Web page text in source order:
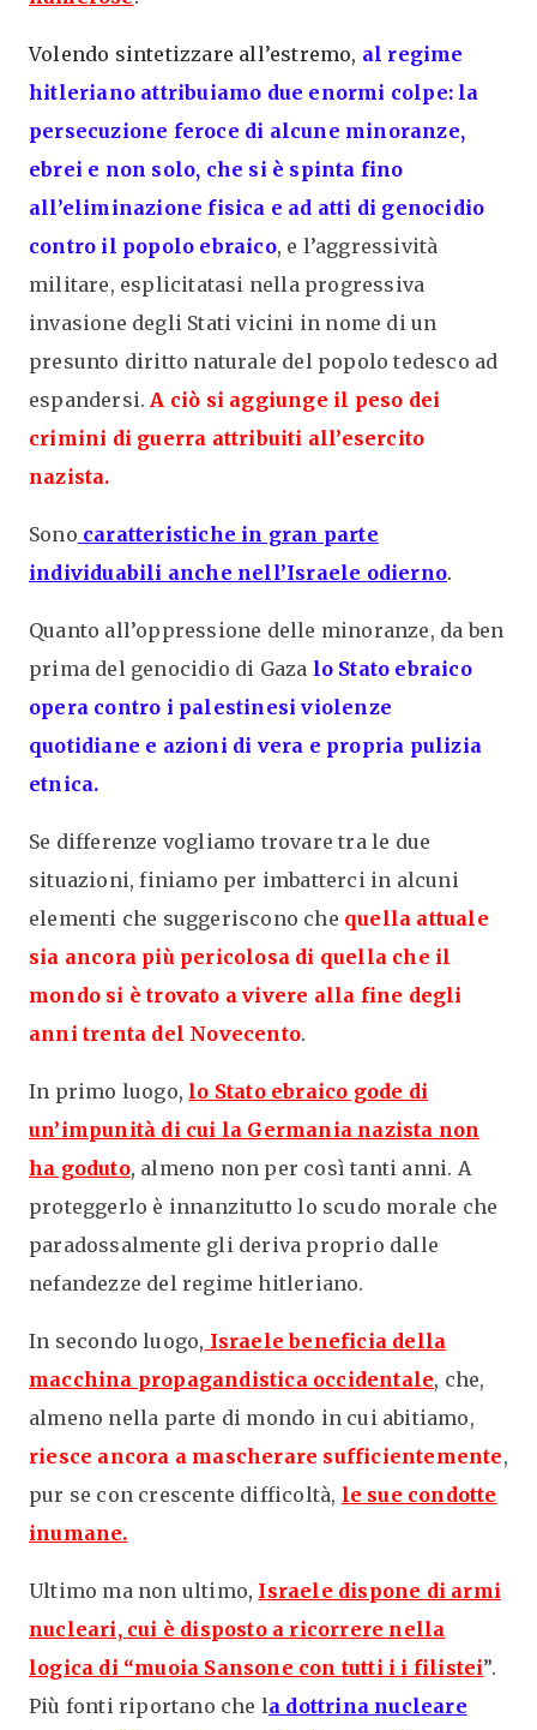
Volendo sintetizzare all’estremo, al regime
hitleriano attribuiamo due enormi colpe: la
persecuzione feroce di alcune minoranze,
ebrei e non solo, che si è spinta fino
all’eliminazione fisica e ad atti di genocidio
contro il popolo ebraico, e l’aggressività
militare, esplicitatasi nella progressiva
invasione degli Stati vicini in nome di un
presunto diritto naturale del popolo tedesco ad
espandersi. A ciò si aggiunge il peso dei
crimini di guerra attribuiti all’esercito
nazista.
Sono caratteristiche in gran parte
individuabili anche nell’Israele odierno.
Quanto all’oppressione delle minoranze, da ben
prima del genocidio di Gaza lo Stato ebraico
opera contro i palestinesi violenze
quotidiane e azioni di vera e propria pulizia
etnica.
Se differenze vogliamo trovare tra le due
situazioni, finiamo per imbatterci in alcuni
elementi che suggeriscono che quella attuale
sia ancora più pericolosa di quella che il
mondo si è trovato a vivere alla fine degli
anni trenta del Novecento.
In primo luogo, lo Stato ebraico gode di
un’impunità di cui la Germania nazista non
ha goduto, almeno non per così tanti anni. A
proteggerlo è innanzitutto lo scudo morale che
paradossalmente gli deriva proprio dalle
nefandezze del regime hitleriano.
In secondo luogo, Israele beneficia della
macchina propagandistica occidentale, che,
almeno nella parte di mondo in cui abitiamo,
riesce ancora a mascherare sufficientemente,
pur se con crescente difficoltà, le sue condotte
inumane.
Ultimo ma non ultimo, Israele dispone di armi
nucleari, cui è disposto a ricorrere nella
logica di “muoia Sansone con tutti i i filistei”.
Più fonti riportano che la dottrina nucleare